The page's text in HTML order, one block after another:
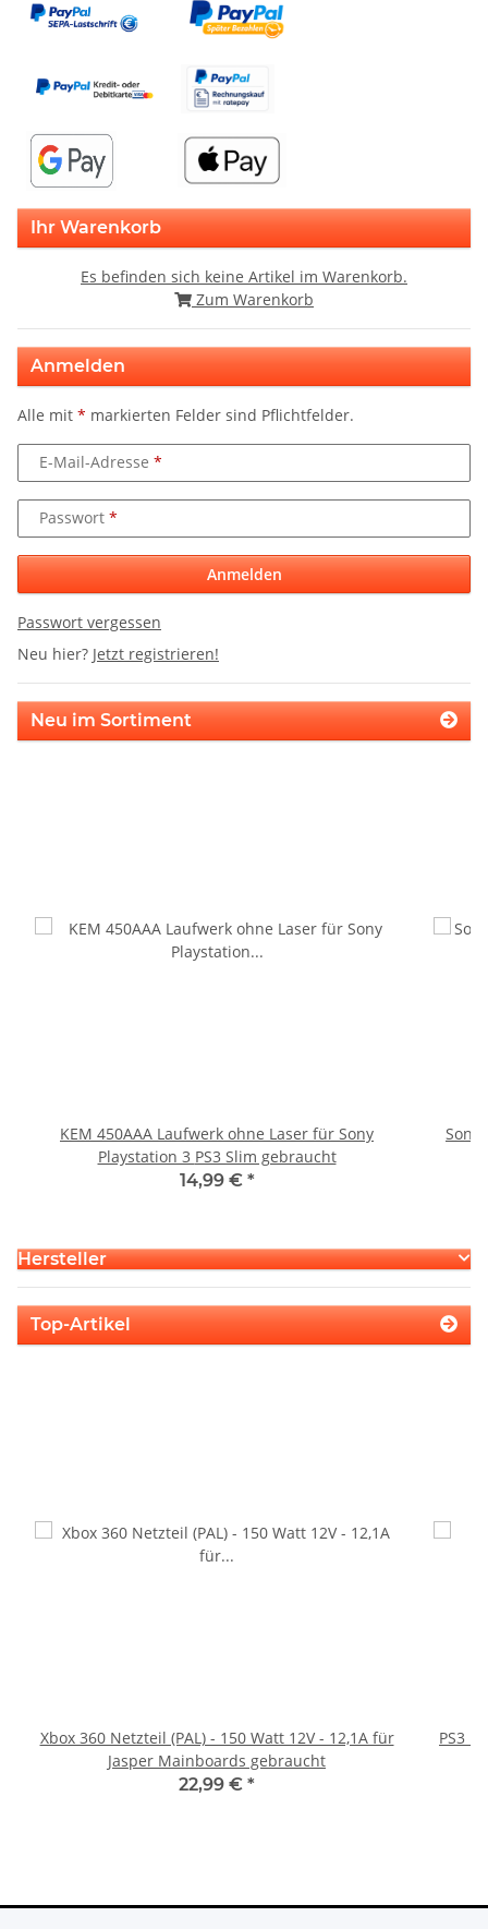
Ihr Warenkorb
Es befinden sich keine Artikel im Warenkorb.
Zum Warenkorb
Anmelden
Alle mit * markierten Felder sind Pflichtfelder.
E-Mail-Adresse
Passwort
Anmelden
Passwort vergessen
Neu hier? Jetzt registrieren!
Neu im Sortiment
KEM 450AAA Laufwerk ohne Laser für Sony
Playstation 3 PS3 Slim gebraucht
14,99 € *
Sony
Hersteller
Top-Artikel
Xbox 360 Netzteil (PAL) - 150 Watt 12V - 12,1A für
Jasper Mainboards gebraucht
22,99 € *
PS3